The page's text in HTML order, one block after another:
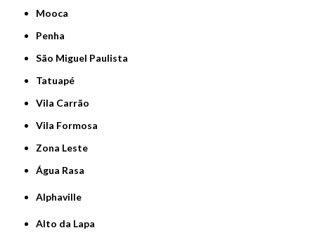
Mooca
Penha
São Miguel Paulista
Tatuapé
Vila Carrão
Vila Formosa
Zona Leste
Água Rasa
Alphaville
Alto da Lapa